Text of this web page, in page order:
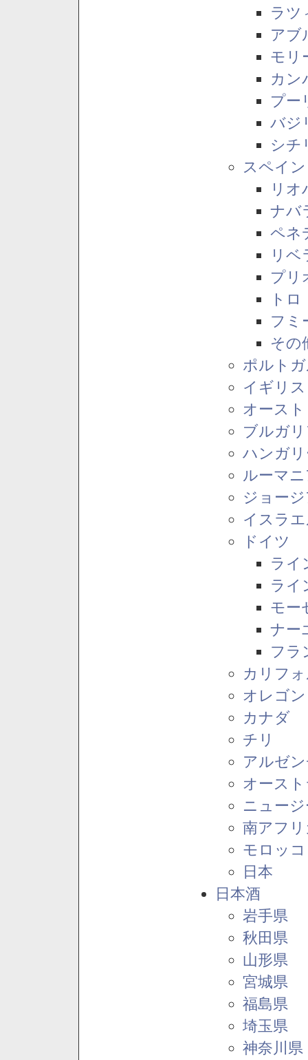
ラツ
アブ
モリ
カン
プー
バジ
シチ
スペイン
リオ
ナバ
ペネ
リベ
プリ
トロ
フミ
その
ポルト
イギリス
オース
ブルガ
ハンガ
ルーマ
ジョー
イスラ
ドイツ
ライ
ライ
モー
ナー
フラ
カリフ
オレゴ
カナダ
チリ
アルゼ
オース
ニュー
南アフ
モロッコ
日本
日本酒
岩手県
秋田県
山形県
宮城県
福島県
埼玉県
神奈川県